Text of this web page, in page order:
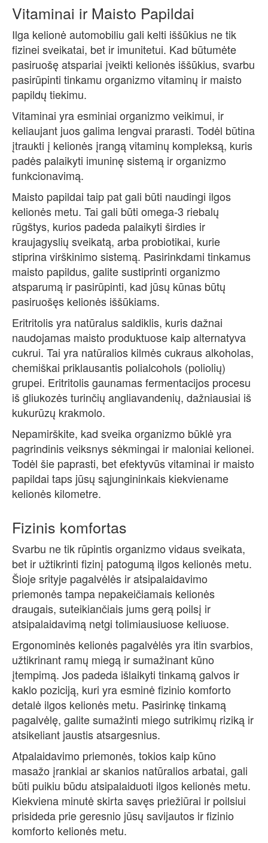
Vitaminai ir Maisto Papildai
Ilga kelionė automobiliu gali kelti iššūkius ne tik
fizinei sveikatai, bet ir imunitetui. Kad būtumėte
pasiruošę atspariai įveikti kelionės iššūkius, svarbu
pasirūpinti tinkamu organizmo vitaminų ir maisto
papildų tiekimu.
Vitaminai yra esminiai organizmo veikimui, ir
keliaujant juos galima lengvai prarasti. Todėl būtina
įtraukti į kelionės įrangą vitaminų kompleksą, kuris
padės palaikyti imuninę sistemą ir organizmo
funkcionavimą.
Maisto papildai taip pat gali būti naudingi ilgos
kelionės metu. Tai gali būti omega-3 riebalų
rūgštys, kurios padeda palaikyti širdies ir
kraujagyslių sveikatą, arba probiotikai, kurie
stiprina virškinimo sistemą. Pasirinkdami tinkamus
maisto papildus, galite sustiprinti organizmo
atsparumą ir pasirūpinti, kad jūsų kūnas būtų
pasiruošęs kelionės iššūkiams.
Eritritolis yra natūralus saldiklis, kuris dažnai
naudojamas maisto produktuose kaip alternatyva
cukrui. Tai yra natūralios kilmės cukraus alkoholas,
chemiškai priklausantis polialcohols (poliolių)
grupei. Eritritolis gaunamas fermentacijos procesu
iš gliukozės turinčių angliavandenių, dažniausiai iš
kukurūzų krakmolo.
Nepamirškite, kad sveika organizmo būklė yra
pagrindinis veiksnys sėkmingai ir maloniai kelionei.
Todėl šie paprasti, bet efektyvūs vitaminai ir maisto
papildai taps jūsų sąjungininkais kiekviename
kelionės kilometre.
Fizinis komfortas
Svarbu ne tik rūpintis organizmo vidaus sveikata,
bet ir užtikrinti fizinį patogumą ilgos kelionės metu.
Šioje srityje pagalvėlės ir atsipalaidavimo
priemonės tampa nepakeičiamais kelionės
draugais, suteikiančiais jums gerą poilsį ir
atsipalaidavimą netgi tolimiausiuose keliuose.
Ergonominės kelionės pagalvėlės yra itin svarbios,
užtikrinant ramų miegą ir sumažinant kūno
įtempimą. Jos padeda išlaikyti tinkamą galvos ir
kaklo poziciją, kuri yra esminė fizinio komforto
detalė ilgos kelionės metu. Pasirinkę tinkamą
pagalvėlę, galite sumažinti miego sutrikimų riziką ir
atsikeliant jaustis atsargesnius.
Atpalaidavimo priemonės, tokios kaip kūno
masažo įrankiai ar skanios natūralios arbatai, gali
būti puikiu būdu atsipalaiduoti ilgos kelionės metu.
Kiekviena minutė skirta savęs priežiūrai ir poilsiui
prisideda prie geresnio jūsų savijautos ir fizinio
komforto kelionės metu.